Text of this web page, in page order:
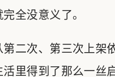
全没意义了。
二次、第三次上架
活里得到了那么一